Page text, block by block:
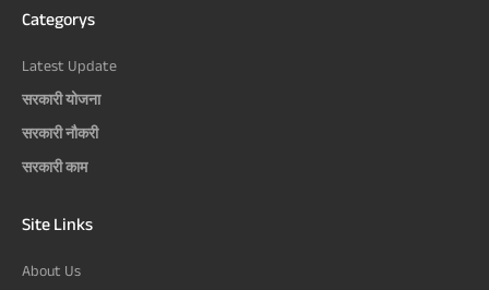
Categorys
Latest Update
सरकारी योजना
सरकारी नौकरी
सरकारी काम
Site Links
About Us